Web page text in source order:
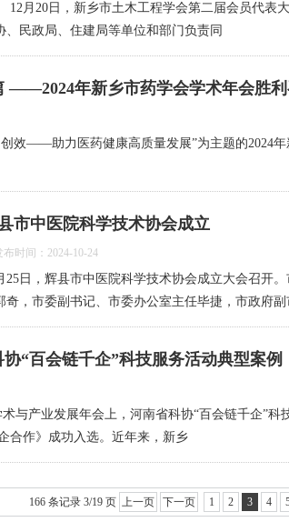
月20日，新乡市土木工程学会第二届会员代表大
、民政局、住建局等单位和部门负责同
——2024年新乡市药学会学术年会胜
——助力医药健康高质量发展”为主题的2024年
市中医院科学技术协会成立
布时间：2024-10-24
25日，辉县市中医院科学技术协会成立大会召开
奇，市委副书记、市委办公室主任毕捷，市政府
“百会链千企”科技服务活动典型案例
与产业发展年会上，河南省科协“百会链千企”
合作》成功入选。近年来，新乡
166 条记录 3/19 页 上一页 下一页 1 2 3 4